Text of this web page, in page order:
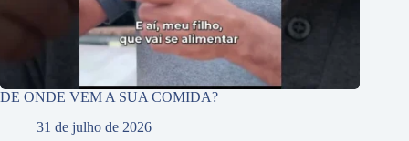
DE ONDE VEM A SUA COMIDA?
31 de julho de 2026